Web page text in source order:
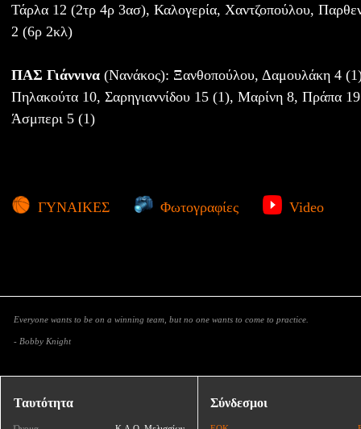
Τάρλα 12 (2τρ 4ρ 3ασ), Καλογερία, Χαντζοπούλου,
2 (6ρ 2κλ)
ΠΑΣ Γιάννινα (Νανάκος): Ξανθοπούλου, Δαμουλάκη 4
Πηλακούτα 10, Σαρηγιαννίδου 15 (1), Μαρίνη 8, Πράπα
Άσμπερι 5 (1)
ΓΥΝΑΙΚΕΣ Φωτογραφίες Video
Everyone wants to be on a winning team, but no one wants to come to practice.
- Bobby Knight
Ταυτότητα Σύνδεσμοι